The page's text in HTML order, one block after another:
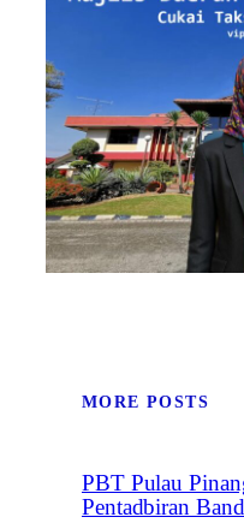
MORE POSTS
PBT Pulau
Pentadbiran